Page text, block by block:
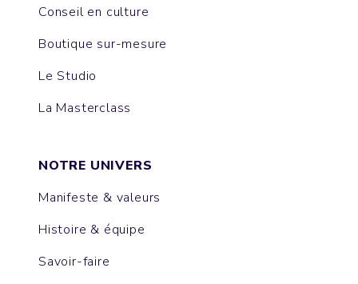
Conseil en culture
Boutique sur-mesure
Le Studio
La Masterclass
NOTRE UNIVERS
Manifeste & valeurs
Histoire & équipe
Savoir-faire